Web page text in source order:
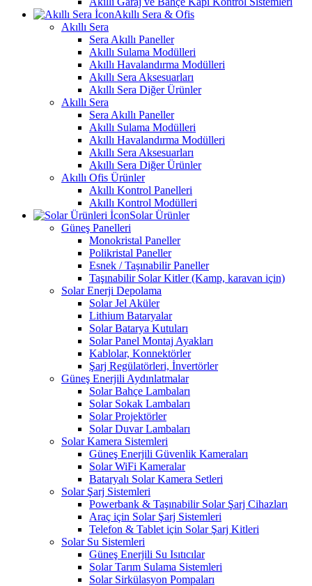
Akıllı Sera & Ofis
Akıllı Sera
Sera Akıllı Paneller
Akıllı Sulama Modülleri
Akıllı Havalandırma Modülleri
Akıllı Sera Aksesuarları
Akıllı Sera Diğer Ürünler
Akıllı Sera
Sera Akıllı Paneller
Akıllı Sulama Modülleri
Akıllı Havalandırma Modülleri
Akıllı Sera Aksesuarları
Akıllı Sera Diğer Ürünler
Akıllı Ofis Ürünler
Akıllı Kontrol Panelleri
Akıllı Kontrol Modülleri
Solar Ürünler
Güneş Panelleri
Monokristal Paneller
Polikristal Paneller
Esnek / Taşınabilir Paneller
Taşınabilir Solar Kitler (Kamp, karavan için)
Solar Enerji Depolama
Solar Jel Aküler
Lithium Bataryalar
Solar Batarya Kutuları
Solar Panel Montaj Ayakları
Kablolar, Konnektörler
Şarj Regülatörleri, İnvertörler
Güneş Enerjili Aydınlatmalar
Solar Bahçe Lambaları
Solar Sokak Lambaları
Solar Projektörler
Solar Duvar Lambaları
Solar Kamera Sistemleri
Güneş Enerjili Güvenlik Kameraları
Solar WiFi Kameralar
Bataryalı Solar Kamera Setleri
Solar Şarj Sistemleri
Powerbank & Taşınabilir Solar Şarj Cihazları
Araç için Solar Şarj Sistemleri
Telefon & Tablet için Solar Şarj Kitleri
Solar Su Sistemleri
Güneş Enerjili Su Isıtıcılar
Solar Tarım Sulama Sistemleri
Solar Sirkülasyon Pompaları